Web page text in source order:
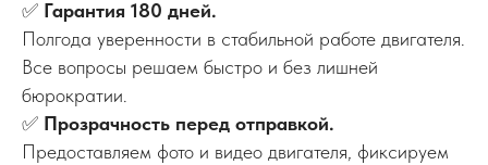
✅ Гарантия 180 дней.
Полгода уверенности в стабильной работе двигателя.
Все вопросы решаем быстро и без лишней
бюрократии.
✅ Прозрачность перед отправкой.
Предоставляем фото и видео двигателя, фиксируем